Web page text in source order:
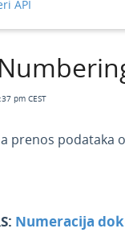
API
pm CEST
prenos podataka
Numeracija